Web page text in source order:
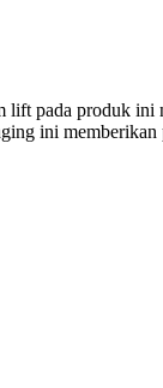
pada produk
ini